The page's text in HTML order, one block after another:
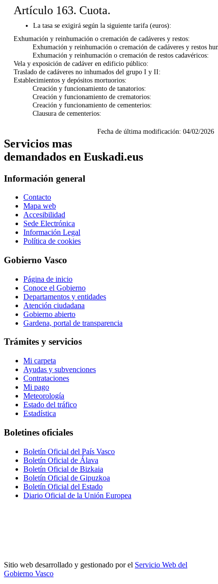
Artículo 163. Cuota.
La tasa se exigirá según la siguiente tarifa (euros):
Exhumación y reinhumación o cremación de cadáveres y restos:
Exhumación y reinhumación o cremación de cadáveres y restos
Exhumación y reinhumación o cremación de restos cadavéricos:
Vela y exposición de cadáver en edificio público:
Traslado de cadáveres no inhumados del grupo I y II:
Establecimientos y depósitos mortuorios:
Creación y funcionamiento de tanatorios:
Creación y funcionamiento de crematorios:
Creación y funcionamiento de cementerios:
Clausura de cementerios:
Fecha de última modificación: 04/02/2026
Servicios mas
demandados en Euskadi.eus
Información general
Contacto
Mapa web
Accesibilidad
Sede Electrónica
Información Legal
Política de cookies
Gobierno Vasco
Página de inicio
Conoce el Gobierno
Departamentos y entidades
Atención ciudadana
Gobierno abierto
Gardena, portal de transparencia
Trámites y servicios
Mi carpeta
Ayudas y subvenciones
Contrataciones
Mi pago
Meteorología
Estado del tráfico
Estadística
Boletines oficiales
Boletín Oficial del País Vasco
Boletín Oficial de Álava
Boletín Oficial de Bizkaia
Boletín Oficial de Gipuzkoa
Boletín Oficial del Estado
Diario Oficial de la Unión Europea
Sitio web desarrollado y gestionado por el Servicio Web del
Gobierno Vasco